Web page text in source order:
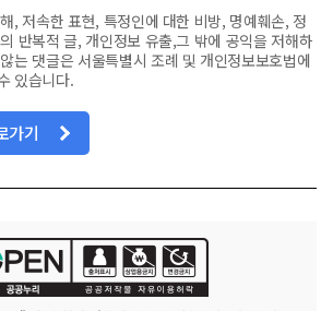
, 저속한 표현, 특정인에 대한 비방, 명예훼손, 정
반복적 글, 개인정보 유출,그 밖에 공익을 저해하
는 댓글은 서울특별시 조례 및 개인정보보호법에
있습니다.
가기